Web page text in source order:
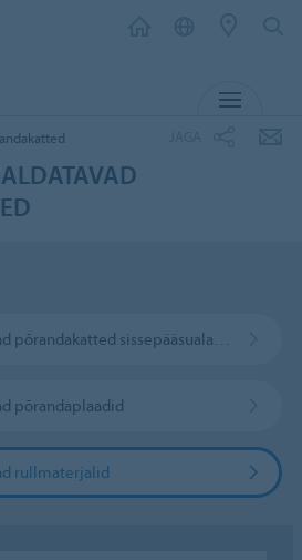
põrandaplaadid
rullmaterjalid